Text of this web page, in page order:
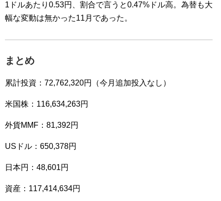
1ドルあたり0.53円、割合で言うと0.47%ドル高。為替も大
幅な変動は無かった11月であった。
まとめ
累計投資：72,762,320円（今月追加投入なし）
米国株：116,634,263円
外貨MMF：81,392円
USドル：650,378円
日本円：48,601円
資産：117,414,634円